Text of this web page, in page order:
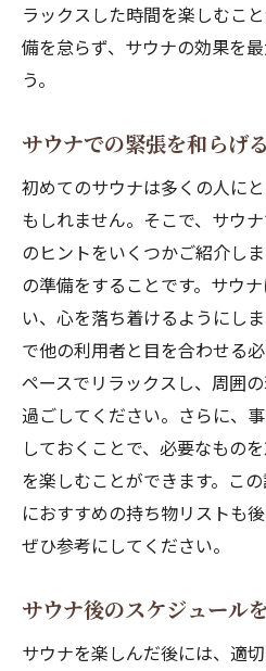
ラックスした時間を楽しむこ
備を怠らず、サウナの効果を
う。
サウナでの緊張を和らげ
初めてのサウナは多くの人に
もしれません。そこで、サウ
のヒントをいくつかご紹介し
の準備をすることです。サウ
い、心を落ち着けるようにし
で他の利用者と目を合わせる
ペースでリラックスし、周囲
過ごしてください。さらに、
しておくことで、必要なもの
を楽しむことができます。こ
におすすめの持ち物リストも
ぜひ参考にしてください。
サウナ後のスケジュール
サウナを楽しんだ後には、適